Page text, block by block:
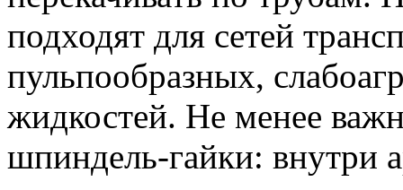
подходят для сетей
пульпообразных,
жидкостей. Не менее
шпиндель-гайки: внутри